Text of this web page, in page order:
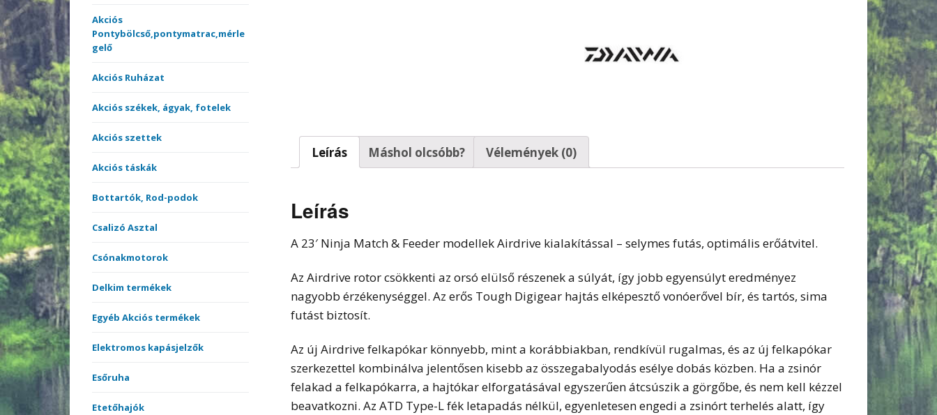
Sátrak, Ernyők
Vásárlási utalvány
Versenyládák
Akciós
Pontybölcső,pontymatrac,mérle
gelő
Akciós Ruházat
Akciós székek, ágyak, fotelek
Akciós szettek
Akciós táskák
Bottartók, Rod-podok
Csalizó Asztal
Csónakmotorok
Delkim termékek
Egyéb Akciós termékek
Elektromos kapásjelzők
Esőruha
Etetőhajók
Leírás Máshol olcsóbb? Vélemények (0)
Leírás
A 23′ Ninja Match & Feeder modellek Airdrive kialakítással – selymes futás, optimális erőátvitel.
Az Airdrive rotor csökkenti az orsó elülső részenek a súlyát, így jobb egyensúlyt eredményez
nagyobb érzékenységgel. Az erős Tough Digigear hajtás elképesztő vonóerővel bír, és tartós, sima
futást biztosít.
Az új Airdrive felkapókar könnyebb, mint a korábbiakban, rendkívül rugalmas, és az új felkapókar
szerkezettel kombinálva jelentősen kisebb az összegabalyodás esélye dobás közben. Ha a zsinór
felakad a felkapókarra, a hajtókar elforgatásával egyszerűen átcsúszik a görgőbe, és nem kell kézzel
beavatkozni. Az ATD Type-L fék letapadás nélkül, egyenletesen engedi a zsinórt terhelés alatt, így